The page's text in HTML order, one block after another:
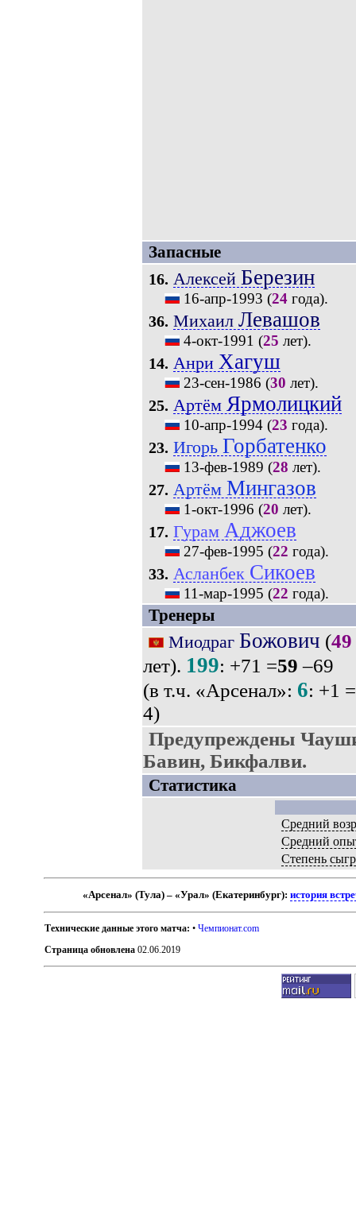
Запасные
16. Алексей Березин
16-апр-1993 (24года).
36. Михаил Левашов
4-окт-1991 (25 лет).
14. Анри Хагуш
23-сен-1986 (30 лет).
25. Артём Ярмолицкий
10-апр-1994(23 года).
23. Игорь Горбатенко
13-фев-1989 (28 лет).
27. Артём Мингазов
1-окт-1996 (20 лет).
17. Гурам Аджоев
27-фев-1995 (22 года).
33. Асланбек Сикоев
11-мар-1995 (22 года).
Тренеры
Миодраг Божович (49
лет). 199: +71 =59 –69
(в т.ч. «Арсенал»: 6: +1 =
4)
Предупреждены
Бавин, Бикфалви.
Статистика
Средний
Средний
Степень
«Арсенал» (Тула) – «Урал» (Екатеринбург):история
Технические данные этого матча: •Чемпионат.com
Страница обновлена 02.06.2019